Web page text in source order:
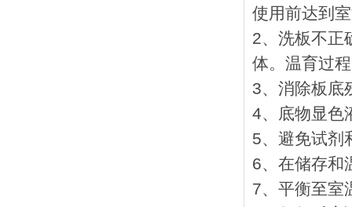
使用前达到
2、洗板不正
体。温育过
3、消除板底
4、底物显色
5、避免试剂
6、在储存和
7、平衡至室